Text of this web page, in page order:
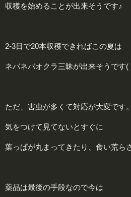
収穫を始めることが出来そうです♪
2-3日で20本収穫できればこの夏は
ネバネバオクラ三昧が出来そうです(
ただ、害虫が多くて対応が大変です。
気をつけて見てないとすぐに
葉っぱが丸まってきたり、食い荒ら
薬品は最後の手段なので今は